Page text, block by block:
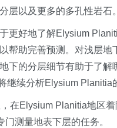
层以及更多的多孔性岩石。
更好地了解Elysium
帮助完善预测。对浅层
下的分层细节有助于了
继续分析Elysium Planitia
在Elysium Planitia地区
测量地表下层的任务。